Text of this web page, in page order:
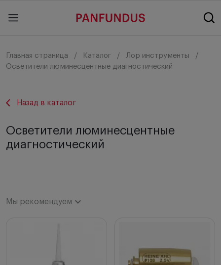
Главная страница Каталог
Лор инструменты
Осветители люминесцентные диагностический
Назад в каталог
Осветители люминесцентные
диагностический
Мы рекомендуем